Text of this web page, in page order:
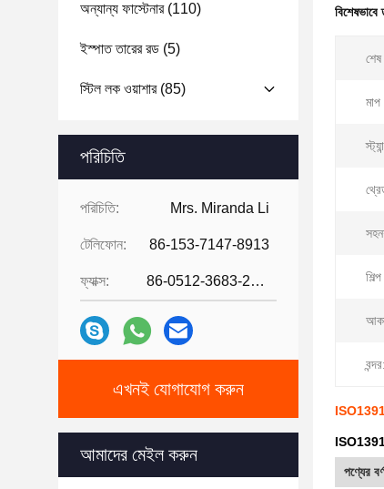
অন্যান্য ফাস্টেনার(110)
ইস্পাত তারের রড (5)
স্টিল লক ওয়াশার(85)
পরিচিতি
পরিচিতি: Mrs. Miranda Li
টেলিফোন: 86-153-7147-8913
ফ্যাক্স: 86-0512-3683-2631
এখনই যোগাযোগ করুন
আমাদের মেইল ​​করুন
বিশেষভাবে
বন্দর:
ISO13918
ISO13918
পণ্যের